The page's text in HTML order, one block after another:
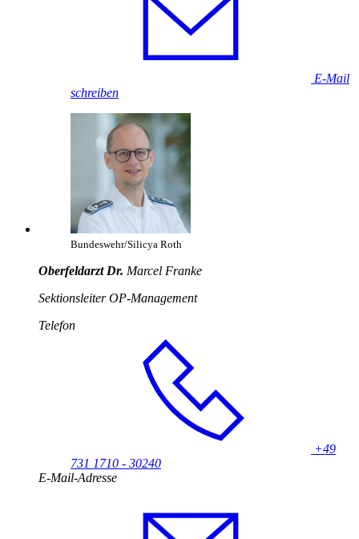
E-Mail
schreiben
Bundeswehr/Silicya Roth
Oberfeldarzt Dr. Marcel Franke
Sektionsleiter OP-Management
Telefon
+49
731 1710 - 30240
E-Mail-Adresse